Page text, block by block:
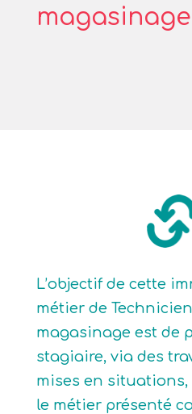
magasinage
L’objectif de cette
métier de
magasinage est de
stagiaire, via des
mises en
le métier présenté